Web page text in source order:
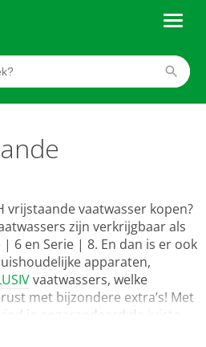
vrijstaande vaatwasser kopen?
zijn verkrijgbaar als
6 en Serie | 8. En dan is er ook
apparaten,
vaatwassers, welke
met bijzondere extra’s! Met
je gegarandeerd de juiste